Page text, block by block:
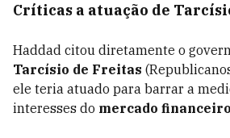
Críticas a atuação de
Haddad citou diretamente o
Tarcísio de Freitas
ele teria atuado para barrar a
interesses do mercado